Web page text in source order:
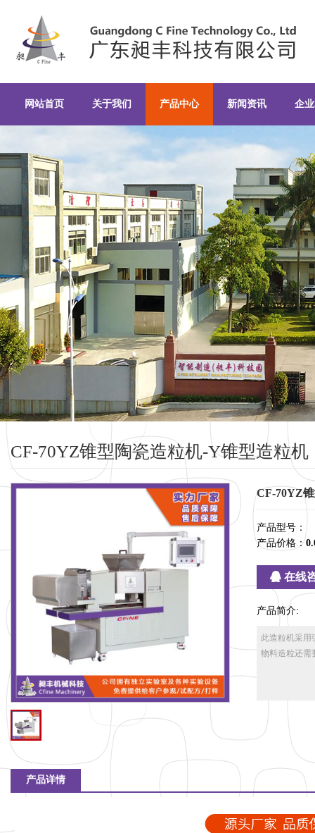
CF-70YZ锥型陶瓷造粒机-Y锥型造
广东昶丰科技有限公司
网站首页 关于我们 产品中心 新闻资讯 企
CF-70YZ锥型陶瓷造粒机-Y锥型造粒机
CF-70YZ
产品型号：
产品价格：
在线
产品简介:
此造粒机采用
物料造粒还需
产品详情